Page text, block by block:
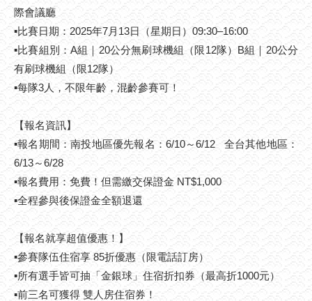
際會議廳
▪比賽日期：2025年7月13日（星期日）09:30–16:00
▪比賽組別：A組｜20公分無刷球機組（限12隊）B組｜20公分
有刷球機組（限12隊）
▪每隊3人，不限年齡，混齡參賽可！
【報名資訊】
▪報名期間：南投地區優先報名：6/10～6/12 全台其他地區：
6/13～6/28
▪報名費用：免費！但需繳交保證金 NT$1,000
▪全程參與後保證金全額退還
【報名就享超值優惠！】
▪參賽隊伍住宿享 85折優惠（限電話訂房）
▪所有選手皆可抽「金銀球」住宿折扣券（最高折1000元）
▪前三名可獲得 雙人房住宿券！